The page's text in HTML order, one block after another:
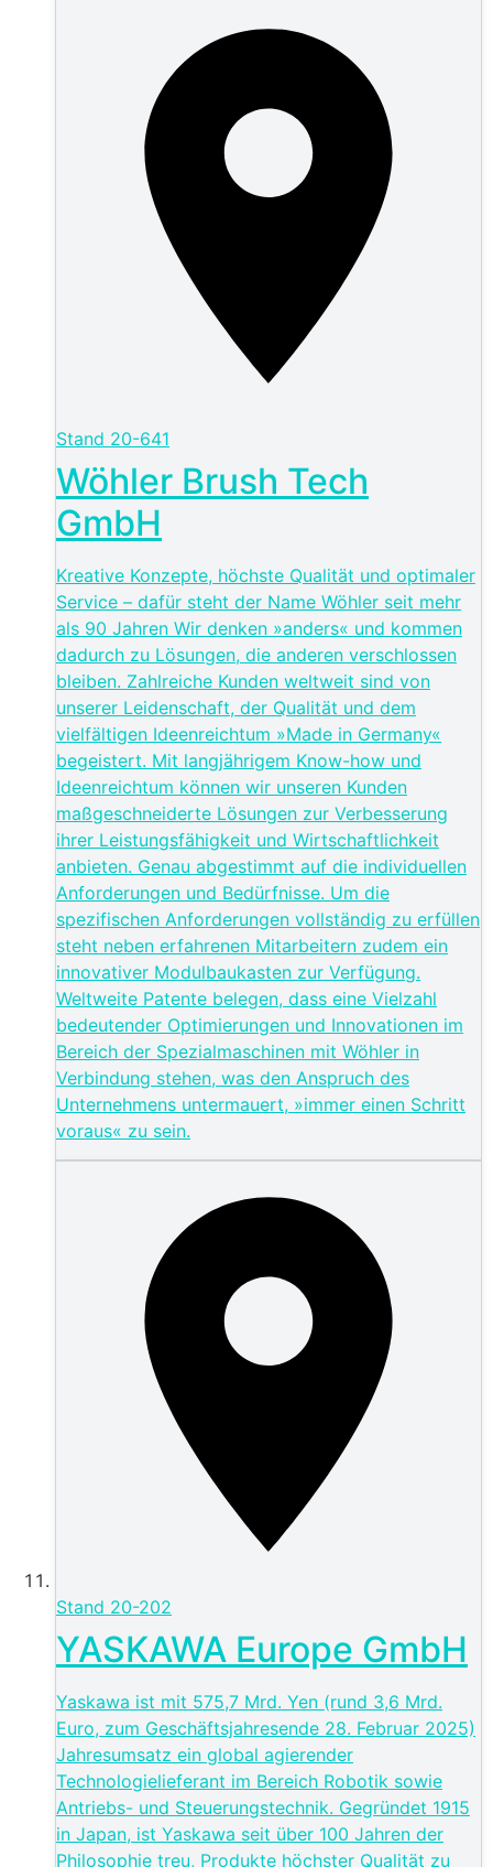
Stand 20-641
Wöhler Brush Tech
GmbH
Kreative Konzepte, höchste Qualität und optimaler
Service – dafür steht der Name Wöhler seit mehr
als 90 Jahren Wir denken »anders« und kommen
dadurch zu Lösungen, die anderen verschlossen
bleiben. Zahlreiche Kunden weltweit sind von
unserer Leidenschaft, der Qualität und dem
vielfältigen Ideenreichtum »Made in Germany«
begeistert. Mit langjährigem Know-how und
Ideenreichtum können wir unseren Kunden
maßgeschneiderte Lösungen zur Verbesserung
ihrer Leistungsfähigkeit und Wirtschaftlichkeit
anbieten. Genau abgestimmt auf die individuellen
Anforderungen und Bedürfnisse. Um die
spezifischen Anforderungen vollständig zu erfüllen
steht neben erfahrenen Mitarbeitern zudem ein
innovativer Modulbaukasten zur Verfügung.
Weltweite Patente belegen, dass eine Vielzahl
bedeutender Optimierungen und Innovationen im
Bereich der Spezialmaschinen mit Wöhler in
Verbindung stehen, was den Anspruch des
Unternehmens untermauert, »immer einen Schritt
voraus« zu sein.
Stand 20-202
YASKAWA Europe GmbH
Yaskawa ist mit 575,7 Mrd. Yen (rund 3,6 Mrd.
Euro, zum Geschäftsjahresende 28. Februar 2025)
Jahresumsatz ein global agierender
Technologielieferant im Bereich Robotik sowie
Antriebs- und Steuerungstechnik. Gegründet 1915
in Japan, ist Yaskawa seit über 100 Jahren der
Philosophie treu, Produkte höchster Qualität zu